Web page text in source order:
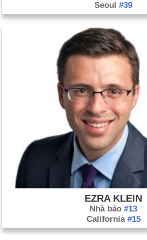
Seoul #39
EZRA KLEIN
Nhà báo #13
California #15